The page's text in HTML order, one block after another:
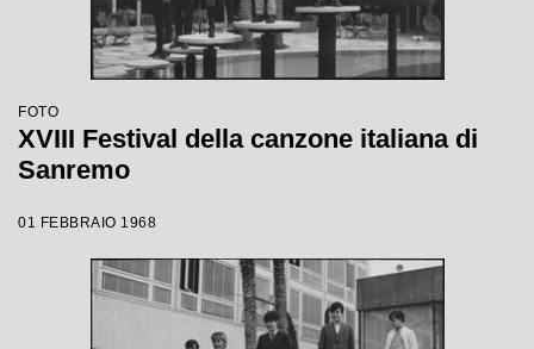
FOTO
XVIII Festival della canzone italiana di
Sanremo
01 FEBBRAIO 1968